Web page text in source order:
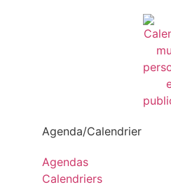
Agenda/Calendrier
Agendas
Calendriers